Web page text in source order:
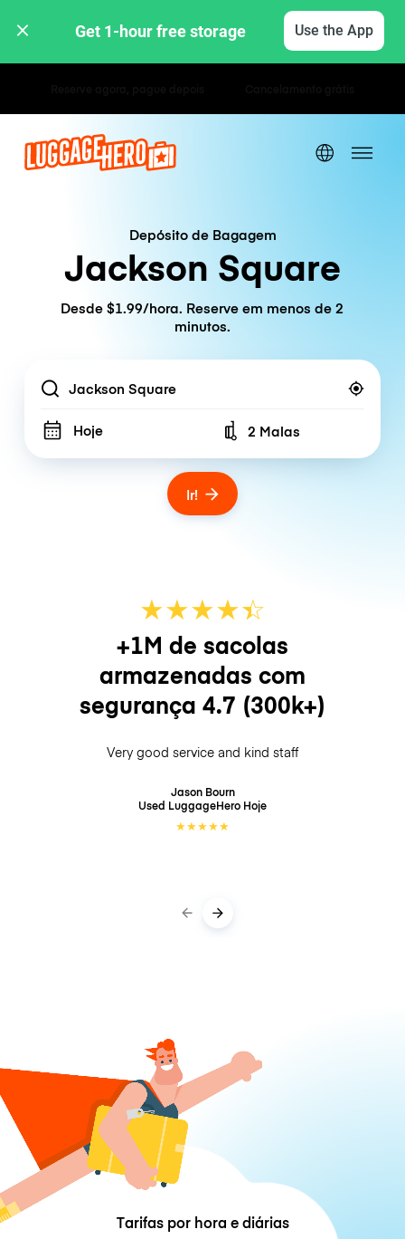
Get 1-hour free storage Use the App
Depósito de Bagagem
Jackson Square
Desde $1.99/hora. Reserve em menos de 2
minutos.
Location
Hoje Number of bags
2 Malas
Ir!
★★★★☆
★
+1M de sacolas
armazenadas com
segurança 4.7 (300k+)
Very good service and kind staff
Jason Bourn
Used LuggageHero Hoje
★★★★★
Tarifas por hora e diárias